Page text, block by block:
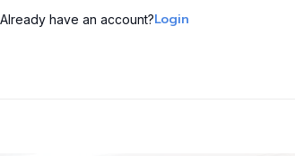
Already have an account?Login